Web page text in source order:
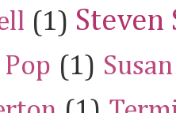
(1) Steven
(1)